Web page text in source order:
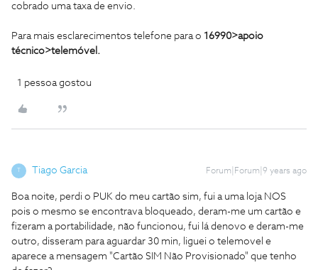
cobrado uma taxa de envio.
Para mais esclarecimentos telefone para o 16990>apoio
técnico>telemóvel.
1 pessoa gostou
Tiago Garcia Forum|Forum|9 years ago
Boa noite, perdi o PUK do meu cartão sim, fui a uma loja NOS
pois o mesmo se encontrava bloqueado, deram-me um cartão e
fizeram a portabilidade, não funcionou, fui lá denovo e deram-me
outro, disseram para aguardar 30 min, liguei o telemovel e
aparece a mensagem "Cartão SIM Não Provisionado" que tenho